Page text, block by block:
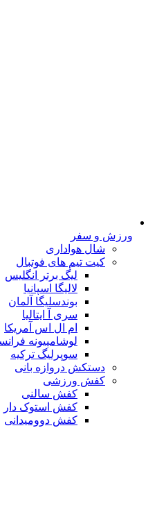
ورزش و سفر
شال هواداری
کیت تیم های فوتبال
لیگ برتر انگلیس
لالیگا اسپانیا
بوندسلیگا آلمان
سری آ ایتالیا
ام ال اس آمریکا
لوشامپیونه
سوپرلیگ ترکیه
دستکش دروازه بانی
کفش ورزشی
کفش سالنی
کفش استوک دار
کفش دوومیدانی